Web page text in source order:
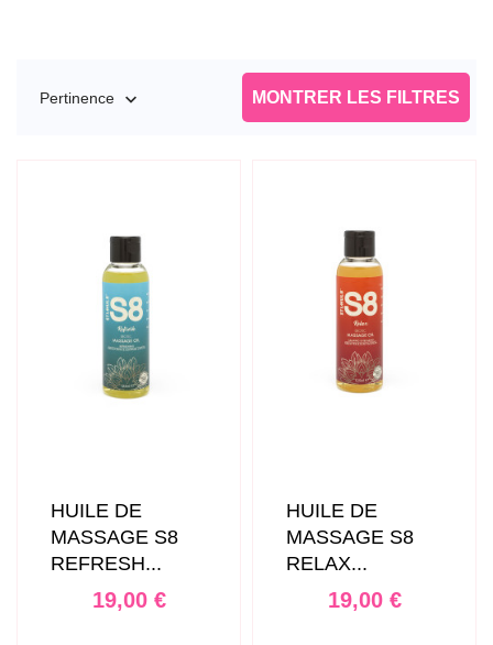
Pertinence  MONTRER LES FILTRES
HUILE DE
MASSAGE S8
REFRESH...
Prix
19,00 €
HUILE DE
MASSAGE S8
RELAX...
Prix
19,00 €